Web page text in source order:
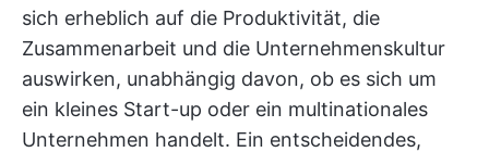
sich erheblich auf die Produktivität, die
Zusammenarbeit und die Unternehmenskultur
auswirken, unabhängig davon, ob es sich um
ein kleines Start-up oder ein multinationales
Unternehmen handelt. Ein entscheidendes,